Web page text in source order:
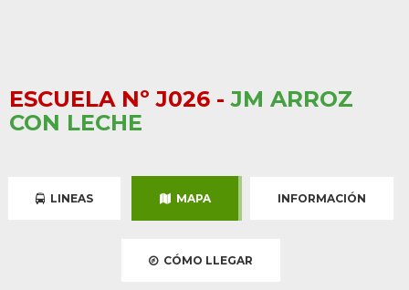
ESCUELA Nº J026 -JM ARROZ
CON LECHE
LINEAS MAPA INFORMACIÓN
CÓMO LLEGAR